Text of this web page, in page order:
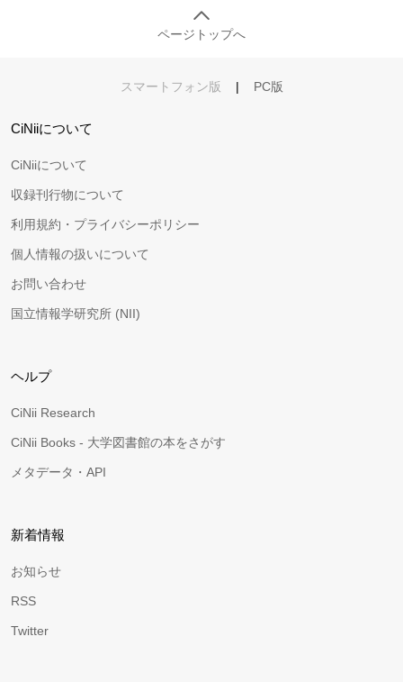
ページトップへ
スマートフォン版 | PC版
CiNiiについて
CiNiiについて
収録刊行物について
利用規約・プライバシーポリシー
個人情報の扱いについて
お問い合わせ
国立情報学研究所 (NII)
ヘルプ
CiNii Research
CiNii Books - 大学図書館の本をさがす
メタデータ・API
新着情報
お知らせ
RSS
Twitter